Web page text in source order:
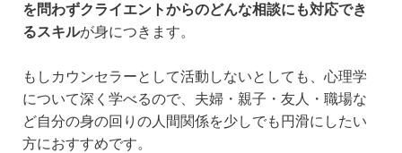
を問わずクライエントからのどんな相談にも対応でき
るスキルが身につきます。
もしカウンセラーとして活動しないとしても、心理学
について深く学べるので、夫婦・親子・友人・職場な
ど自分の身の回りの人間関係を少しでも円滑にしたい
方におすすめです。